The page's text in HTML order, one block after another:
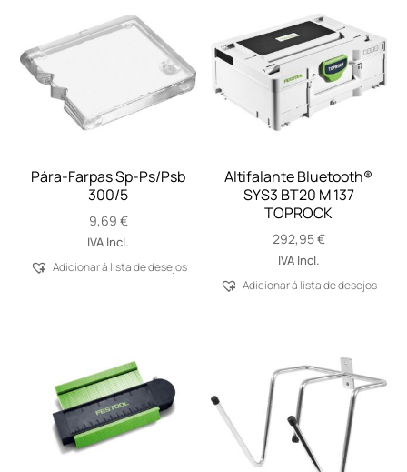
Pára-Farpas Sp-Ps/Psb
300/5
9,69 €
IVA Incl.
Adicionar á lista de desejos
Altifalante Bluetooth®
SYS3 BT20 M 137
TOPROCK
292,95€
IVA Incl.
Adicionar á lista de desejos